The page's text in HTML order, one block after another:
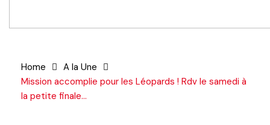
Home
A la Une
Mission accomplie pour les Léopards ! Rdv le samedi à
la petite finale…